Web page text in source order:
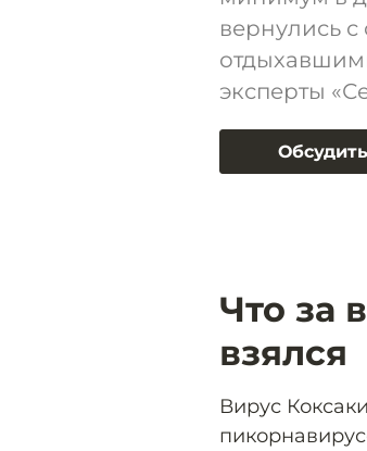
вернулись
эксперты
Обсудить
Что за
взялся
Вирус